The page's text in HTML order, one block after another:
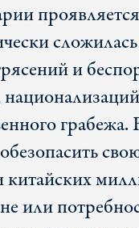
сложилась
и
грабежа.
или